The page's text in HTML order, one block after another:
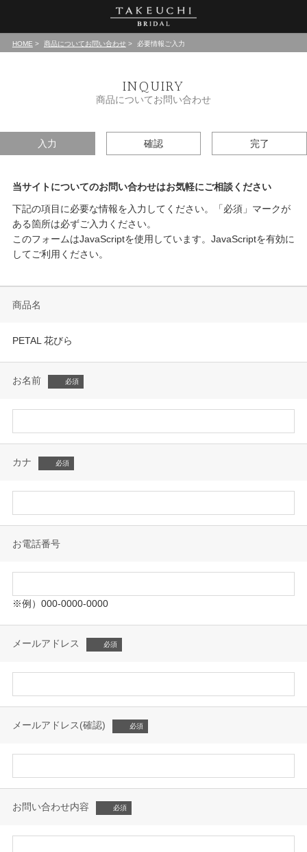
HOME 商品についてお問い合わせ 必要情報ご入力
INQUIRY
商品についてお問い合わせ
入力 確認 完了
当サイトについてのお問い合わせはお気軽にご相談ください
下記の項目に必要な情報を入力してください。「必須」マークが
ある箇所は必ずご入力ください。
このフォームはJavaScriptを使用しています。JavaScriptを有効に
してご利用ください。
商品名
PETAL 花びら
お名前
カナ
お電話番号
※例）000-0000-0000
メールアドレス
メールアドレス(確認)
お問い合わせ内容